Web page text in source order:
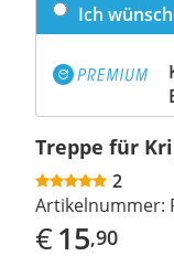
Ich
Treppe für
2
Artikelnummer:
€15,90